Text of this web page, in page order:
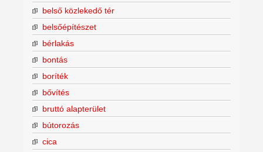
belső közlekedő tér
belsőépítészet
bérlakás
bontás
boríték
bővítés
bruttó alapterület
bútorozás
cica